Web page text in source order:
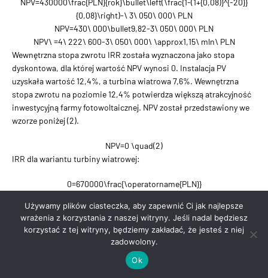
NPV=430000\frac{PLN}{rok}\bullet\left(\frac{1-(1+{0,08)}^{-20}}
{0,08}\right)-\ 3\ 050\ 000\ PLN
NPV=430\ 000\bullet9,82-3\ 050\ 000\ PLN
NPV\ =4\ 222\ 600-3\ 050\ 000\ \approx1,15\ mln\ PLN
Wewnętrzna stopa zwrotu IRR została wyznaczona jako stopa
dyskontowa, dla której wartość NPV wynosi 0. Instalacja PV
uzyskała wartość 12,4%, a turbina wiatrowa 7,6%. Wewnętrzna
stopa zwrotu na poziomie 12,4% potwierdza większą atrakcyjność
inwestycyjną farmy fotowoltaicznej. NPV został przedstawiony we
wzorze poniżej (2).
NPV=0 \quad(2)
IRR dla wariantu turbiny wiatrowej:
0=670000\frac{\operatorname{PLN}}
IRR \approx 0,076\%
Okres zwrotu SPBT został określony na podstawie stosunku
nakładów inwestycyjnych do rocznych przepływów pieniężnych
netto. Dla instalacji PV okres zwrotu wyniósł około 7,4 lat, a dla
turbiny wiatrowej 10,6 lat. Okres zwrotu został przedstawiony we
Używamy plików ciasteczka, aby zapewnić Ci jak najlepsze
wrażenia z korzystania z naszej witryny. Jeśli nadal będziesz
korzystać z tej witryny, będziemy zakładać, że jesteś z niej
zadowolony.
Ok